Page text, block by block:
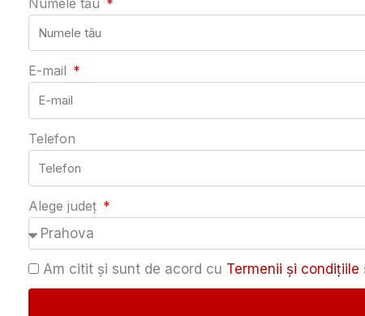
E-mail
Telefon
Alege județ
Am citit și sunt de acord cu Termenii și condițiile